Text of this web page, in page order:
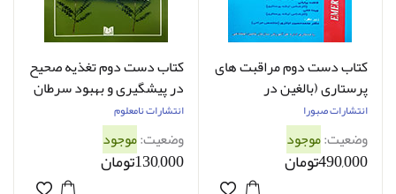
کتاب دست دوم مراقبت های
پرستاری (بالغین در
اورژانس) سلیمان نارویی -
کاملا نو
انتشارات صبورا
وضعیت:موجود
490,000تومان
کتاب دست دوم تغذیه صحیح
در پیشگیری و بهبود سرطان
معده نیر امامقلی زاده - کاملا
نو
انتشارات نامعلوم
وضعیت:موجود
130,000تومان